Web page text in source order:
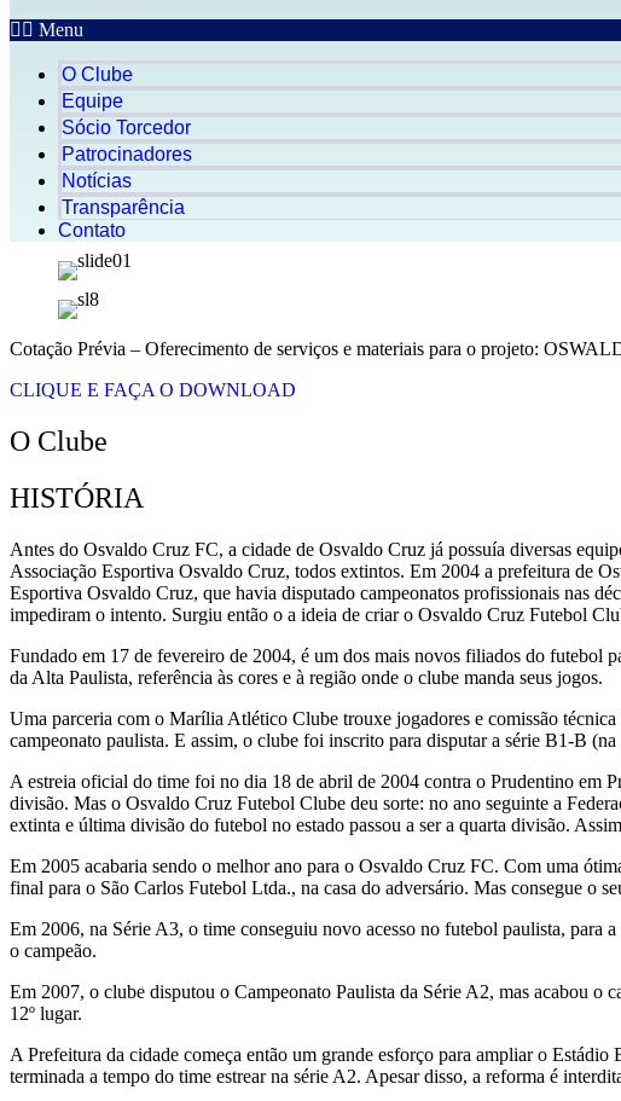
Menu
O Clube
Equipe
Sócio Torcedor
Patrocinadores
Notícias
Transparência
Contato
Cotação Prévia – Oferecimento de serviços e materiais para o projeto:
CLIQUE E FAÇA O DOWNLOAD
O Clube
HISTÓRIA
Antes do Osvaldo Cruz FC, a cidade de Osvaldo Cruz já possuía diversas
Associação Esportiva Osvaldo Cruz, todos extintos. Em 2004 a prefeitura de
Esportiva Osvaldo Cruz, que havia disputado campeonatos profissionais nas
impediram o intento. Surgiu então o a ideia de criar o Osvaldo Cruz Futebol
Fundado em 17 de fevereiro de 2004, é um dos mais novos filiados do futebol
da Alta Paulista, referência às cores e à região onde o clube manda seus jogos.
Uma parceria com o Marília Atlético Clube trouxe jogadores e comissão
campeonato paulista. E assim, o clube foi inscrito para disputar a série B1-B
A estreia oficial do time foi no dia 18 de abril de 2004 contra o Prudentino em
divisão. Mas o Osvaldo Cruz Futebol Clube deu sorte: no ano seguinte a
extinta e última divisão do futebol no estado passou a ser a quarta divisão.
Em 2005 acabaria sendo o melhor ano para o Osvaldo Cruz FC. Com uma
final para o São Carlos Futebol Ltda., na casa do adversário. Mas consegue o
Em 2006, na Série A3, o time conseguiu novo acesso no futebol paulista,
o campeão.
Em 2007, o clube disputou o Campeonato Paulista da Série A2, mas acabou o
12º lugar.
A Prefeitura da cidade começa então um grande esforço para ampliar o
terminada a tempo do time estrear na série A2. Apesar disso, a reforma é